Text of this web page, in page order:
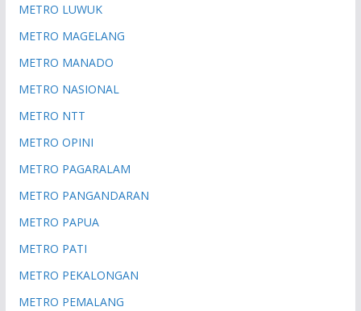
METRO LUWUK
METRO MAGELANG
METRO MANADO
METRO NASIONAL
METRO NTT
METRO OPINI
METRO PAGARALAM
METRO PANGANDARAN
METRO PAPUA
METRO PATI
METRO PEKALONGAN
METRO PEMALANG